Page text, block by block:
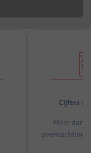
Cijfers
Meer dan